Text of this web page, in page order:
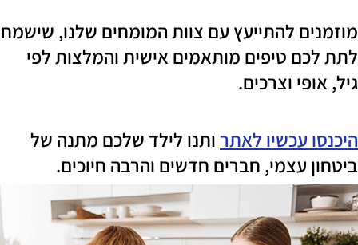
מוזמנים להתייעץ עם צוות המומחים שלנו, שישמח
לתת לכם טיפים מותאמים אישית והמלצות לפי
גיל, אופי וצרכים.
היכנסו עכשיו לאתרותנו לילד שלכם מתנה של
ביטחון עצמי, חברים חדשים והרבה חיוכים.